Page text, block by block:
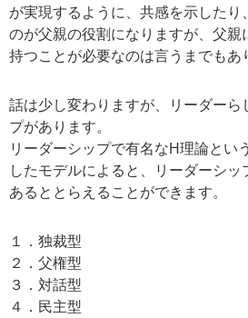
が実現するように、共感を示したり
のが父親の役割になりますが、父親
持つことが必要なのは言うまでもあ
話は少し変わりますが、リーダーら
プがあります。
リーダーシップで有名なH理論とい
したモデルによると、リーダーシ
あるととらえることができます。
１．独裁型
２．父権型
３．対話型
４．民主型